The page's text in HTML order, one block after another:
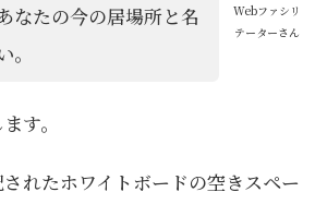
Webファシリ
テーターさん
なたの今の居場所と名
す。
れたホワイトボードの空きスペー